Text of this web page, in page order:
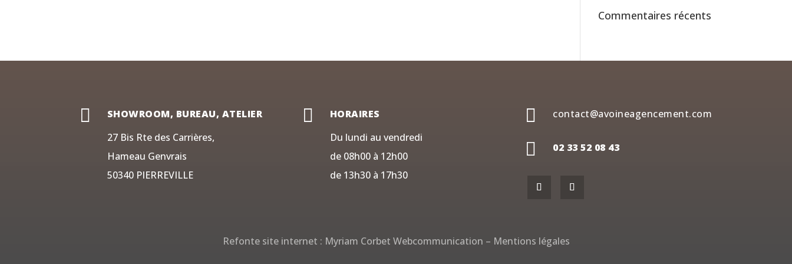
Commentaires récents

SHOWROOM, BUREAU, ATELIER
27 Bis Rte des Carrières,
Hameau Genvrais
50340 PIERREVILLE

HORAIRES
Du lundi au vendredi
de 08h00 à 12h00
de 13h30 à 17h30
 contact@avoineagencement.com
 02 33 52 08 43
Refonte site internet : Myriam Corbet Webcommunication – Mentions légales